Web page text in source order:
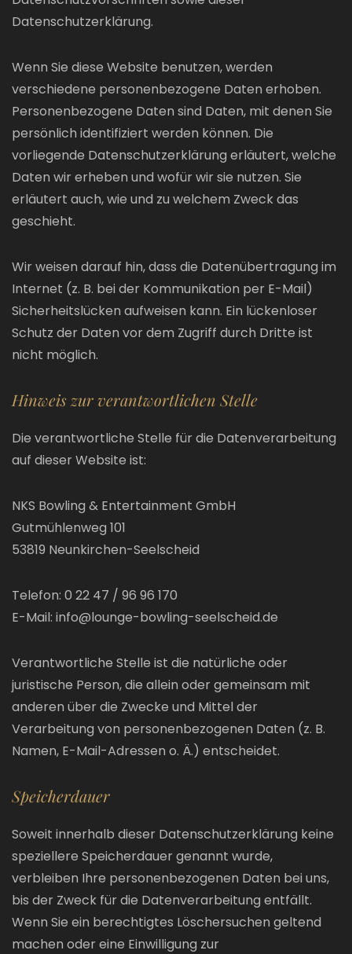
Datenschutzerklärung.
Wenn Sie diese Website benutzen, werden
verschiedene personenbezogene Daten erhoben.
Personenbezogene Daten sind Daten, mit denen Sie
persönlich identifiziert werden können. Die
vorliegende Datenschutzerklärung erläutert, welche
Daten wir erheben und wofür wir sie nutzen. Sie
erläutert auch, wie und zu welchem Zweck das
geschieht.
Wir weisen darauf hin, dass die Datenübertragung im
Internet (z. B. bei der Kommunikation per E-Mail)
Sicherheitslücken aufweisen kann. Ein lückenloser
Schutz der Daten vor dem Zugriff durch Dritte ist
nicht möglich.
Hinweis zur verantwortlichen Stelle
Die verantwortliche Stelle für die Datenverarbeitung
auf dieser Website ist:
NKS Bowling & Entertainment GmbH
Gutmühlenweg 101
53819 Neunkirchen-Seelscheid
Telefon: 0 22 47 / 96 96 170
E-Mail: info@lounge-bowling-seelscheid.de
Verantwortliche Stelle ist die natürliche oder
juristische Person, die allein oder gemeinsam mit
anderen über die Zwecke und Mittel der
Verarbeitung von personenbezogenen Daten (z. B.
Namen, E-Mail-Adressen o. Ä.) entscheidet.
Speicherdauer
Soweit innerhalb dieser Datenschutzerklärung keine
speziellere Speicherdauer genannt wurde,
verbleiben Ihre personenbezogenen Daten bei uns,
bis der Zweck für die Datenverarbeitung entfällt.
Wenn Sie ein berechtigtes Löschersuchen geltend
machen oder eine Einwilligung zur